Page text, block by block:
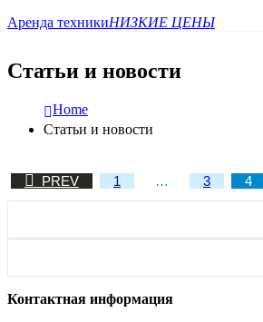
Аренда техникиНИЗКИЕ ЦЕНЫ
Статьи и новости
Home
Статьи и новости
PREV 1 … 3 4
Контактная информация